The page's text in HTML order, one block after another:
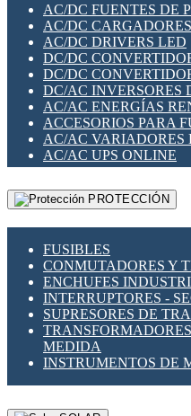
SWITCH Y
TARJETAS PI
UNIÓN Y
PLACAS
SWITCHES Y REDES
SOLUCIONES IOT
SOLUCIONES
SOLUCIONES RED
SEGURIDAD PARA
SWITCHES LAN
TELEFONÍA IP (VOIP)
VIGILANCIA IP
MESHTASTIC
AC/DC FUENTES DE
AC/DC
AC/DC DRIVERS LED
DC/DC
DC/DC
DC/AC INVERSORES
AC/AC ENERGÍAS
ACCESORIOS PARA
AC/AC VARIADORES
AC/AC UPS ONLINE
PROTECCIÓN
FUSIBLES
CONMUTADORES Y
ENCHUFES
INTERRUPTORES -
SUPRESORES DE
MEDIDA
INSTRUMENTOS DE